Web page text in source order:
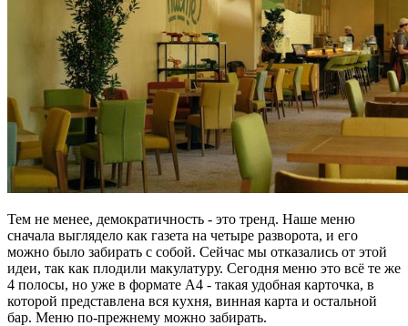
Тем не менее, демократичность - это тренд. Наше меню
сначала выглядело как газета на четыре разворота, и его
можно было забирать с собой. Сейчас мы отказались от этой
идеи, так как плодили макулатуру. Сегодня меню это всё те же
4 полосы, но уже в формате А4 - такая удобная карточка, в
которой представлена вся кухня, винная карта и остальной
бар. Меню по-прежнему можно забирать.